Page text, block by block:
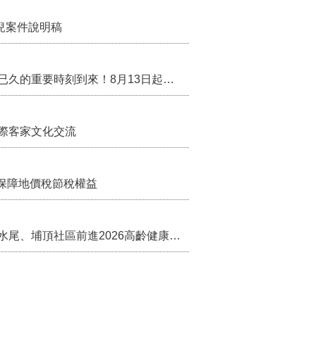
案件說明稿
客家文化交流
障地價稅節稅權益
苗栗農村綠色照顧成果登上全國舞台！ 後龍水尾、埔頂社區前進2026高齡健康產業博覽會